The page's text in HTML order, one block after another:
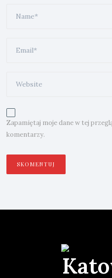
Zapamiętaj moje dane w tej
komentarzy.